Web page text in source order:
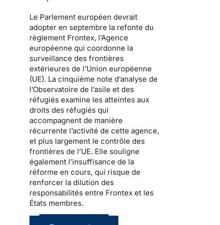
Le Parlement européen devrait
adopter en septembre la refonte du
règlement Frontex, l’Agence
européenne qui coordonne la
surveillance des frontières
extérieures de l’Union européenne
(UE). La cinquième note d’analyse de
l’Observatoire de l’asile et des
réfugiés examine les atteintes aux
droits des réfugiés qui
accompagnent de manière
récurrente l’activité de cette agence,
et plus largement le contrôle des
frontières de l’UE. Elle souligne
également l’insuffisance de la
réforme en cours, qui risque de
renforcer la dilution des
responsabilités entre Frontex et les
États membres.